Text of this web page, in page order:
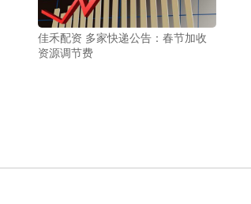
佳禾配资 多家快递公告：春节加收
资源调节费